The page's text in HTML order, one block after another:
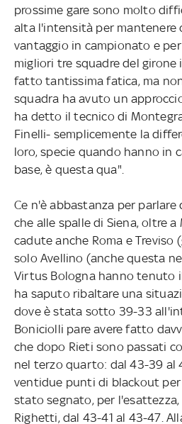
prossime gare sono molto
alta l'intensità per mantenere
vantaggio in campionato e
migliori tre squadre del girone
fatto tantissima fatica, ma
squadra ha avuto un
ha detto il tecnico di
Finelli- semplicemente la
loro, specie quando hanno in
base, è questa qua".
Ce n'è abbastanza per
che alle spalle di Siena, oltre
cadute anche Roma e Treviso
solo Avellino (anche questa
Virtus Bologna hanno tenuto
ha saputo ribaltare una
dove è stata sotto 39-33
Boniciolli pare avere fatto
che dopo Rieti sono passati
nel terzo quarto: dal 43-39 al
ventidue punti di blackout per
stato segnato, per
Righetti, dal 43-41 al 43-47.